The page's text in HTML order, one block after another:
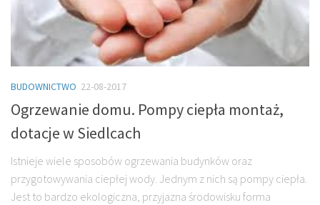
BUDOWNICTWO 22-08-2017
Ogrzewanie domu. Pompy ciepła montaż,
dotacje w Siedlcach
Istnieje wiele sposobów ogrzewania budynków oraz
przygotowywania ciepłej wody. Jednym z nich są pompy ciepła.
Jest to bardzo ekologiczna, przyjazna środowisku forma